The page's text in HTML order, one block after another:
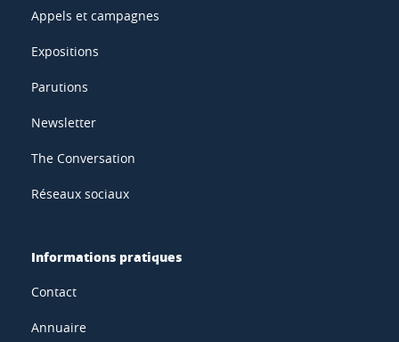
Appels et campagnes
Expositions
Parutions
Newsletter
The Conversation
Réseaux sociaux
Informations pratiques
Contact
Annuaire